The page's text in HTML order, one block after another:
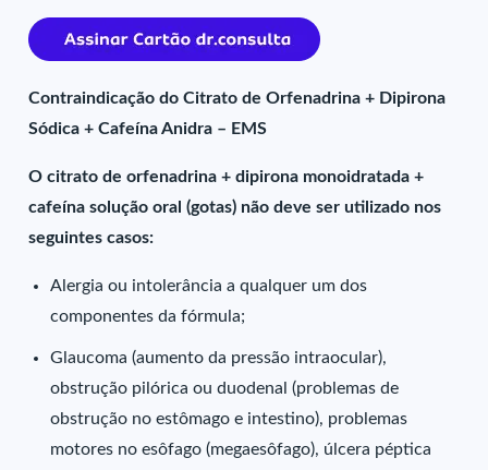
Contraindicação do Citrato de Orfenadrina + Dipirona
Sódica + Cafeína Anidra – EMS
O citrato de orfenadrina + dipirona monoidratada +
cafeína solução oral (gotas) não deve ser utilizado nos
seguintes casos:
Alergia ou intolerância a qualquer um dos
componentes da fórmula;
Glaucoma (aumento da pressão intraocular),
obstrução pilórica ou duodenal (problemas de
obstrução no estômago e intestino), problemas
motores no esôfago (megaesôfago), úlcera péptica